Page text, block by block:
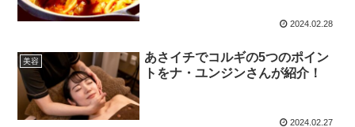
2024.02.28
美容
あさイチでコルギの5つのポイン
トをナ・ユンジンさんが紹介！
2024.02.27